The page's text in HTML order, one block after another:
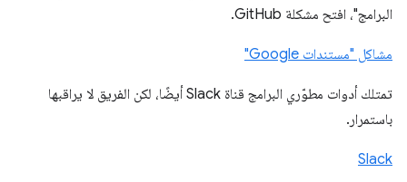
البرامج"، افتح مشكلة GitHub.
مشاكل "مستندات Google"
تمتلك أدوات مطوّري البرامج قناة Slack أيضًا، لكن الفريق لا يراقبها
باستمرار.
Slack